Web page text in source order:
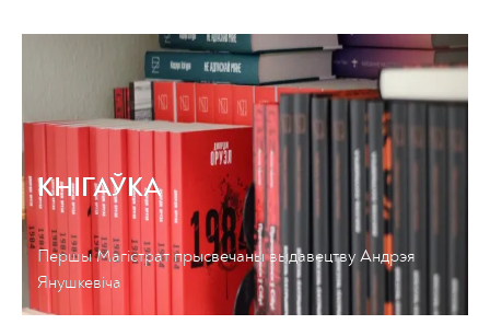
КНІГАЎКА
Першы Магістрат прысвечаны выдавецтву Андрэя
Янушкевіча